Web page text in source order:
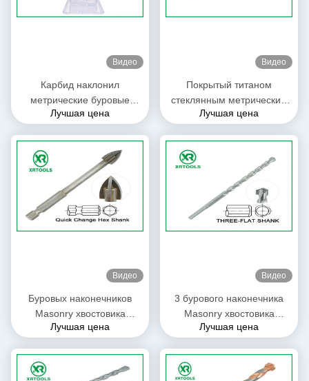
Видео
Карбид наклонил
метрические буровые
наконечники Masonry
гранита/камней
Лучшая цена
Видео
Покрытый титаном
стеклянным метрическим
процесс золота буровых
сваренный цветом
Лучшая цена
Видео
Буровых наконечников
Masonry хвостовика
наговора подсказка
перекрестная для стекла/
керамической плитки
Лучшая цена
Видео
3 бурового наконечника
Masonry хвостовика
квартир метрических
автоматической сваренной
подсказкой
Лучшая цена